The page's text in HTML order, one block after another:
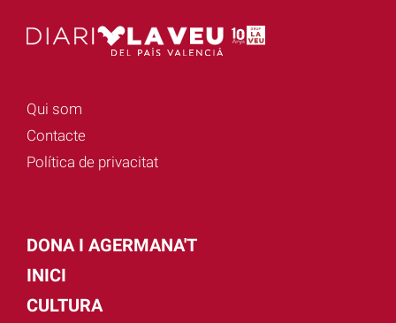
Qui som
Contacte
Política de privacitat
DONA I AGERMANA'T
INICI
CULTURA